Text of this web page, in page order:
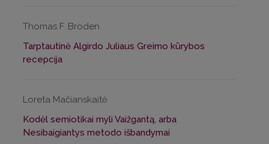
Thomas F. Broden
Tarptautinė Algirdo Juliaus Greimo kūrybos
recepcija
Loreta Mačianskaitė
Kodėl semiotikai myli Vaižgantą, arba
Nesibaigiantys metodo išbandymai